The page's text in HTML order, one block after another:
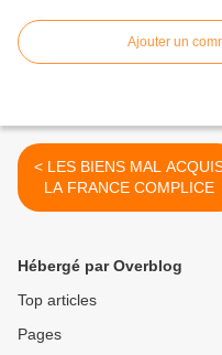
Ajouter un
< LES BIENS MAL ACQUIS
LA FRANCE COMPLICE
Hébergé par Overblog
Top articles
Pages